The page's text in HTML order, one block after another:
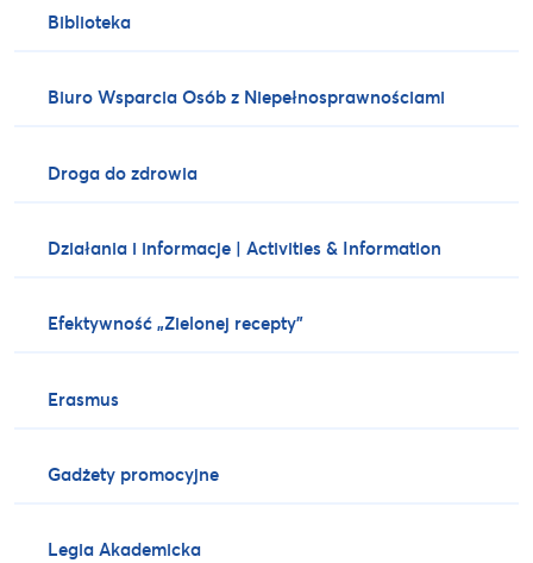
Biblioteka
Biuro Wsparcia Osób z Niepełnosprawnościami
Droga do zdrowia
Działania i informacje | Activities & Information
Efektywność „Zielonej recepty”
Erasmus
Gadżety promocyjne
Legia Akademicka